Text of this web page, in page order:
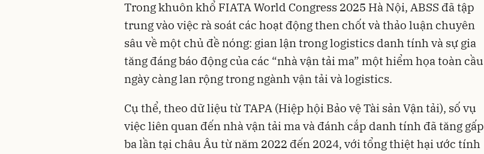
Trong khuôn khổ FIATA World Congress 2025 Hà Nội, ABSS đã tập
trung vào việc rà soát các hoạt động then chốt và thảo luận chuyên
sâu về một chủ đề nóng: gian lận trong logistics danh tính và sự gia
tăng đáng báo động của các “nhà vận tải ma” một hiểm họa toàn cầu
ngày càng lan rộng trong ngành vận tải và logistics.
Cụ thể, theo dữ liệu từ TAPA (Hiệp hội Bảo vệ Tài sản Vận tải), số vụ
việc liên quan đến nhà vận tải ma và đánh cắp danh tính đã tăng gấp
ba lần tại châu Âu từ năm 2022 đến 2024, với tổng thiệt hại ước tính